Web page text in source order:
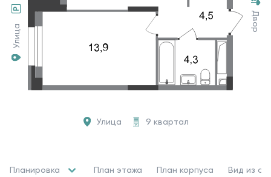
Улица
Двор
Улица 9 квартал
Планировка План этажа План корпуса Вид из